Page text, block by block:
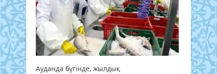
Ауданда бүгінде, жылдық